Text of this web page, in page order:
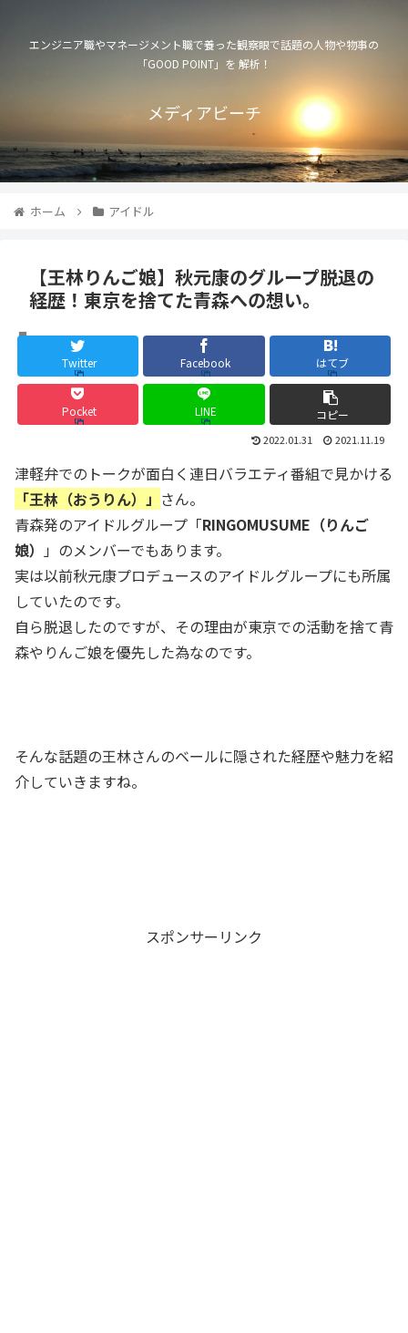
エンジニア職やマネージメント職で養った観察眼で話題の人物や物事の
「GOOD POINT」を 解析！
メディアビーチ
ホーム アイドル
【王林りんご娘】秋元康のグループ脱退の
経歴！東京を捨てた青森への想い。
Twitter Facebook はてブ
Pocket LINE コピー
2022.01.31 2021.11.19
津軽弁でのトークが面白く連日バラエティ番組で見かける
「王林（おうりん）」 さん。
青森発のアイドルグループ「RINGOMUSUME（りんご
娘）
」のメンバーでもあります。
実は以前秋元康プロデュースのアイドルグループにも所属
していたのです。
自ら脱退したのですが、その理由が東京での活動を捨て青
森やりんご娘を優先した為なのです。
そんな話題の王林さんのベールに隠された経歴や魅力を紹
介していきますね。
スポンサーリンク